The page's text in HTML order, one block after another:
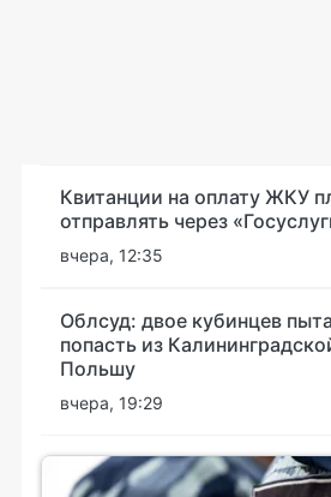
Квитанции на оплату ЖКУ
отправлять через
вчера, 12:35
Облсуд: двое кубинцев
попасть из
Польшу
вчера, 19:29